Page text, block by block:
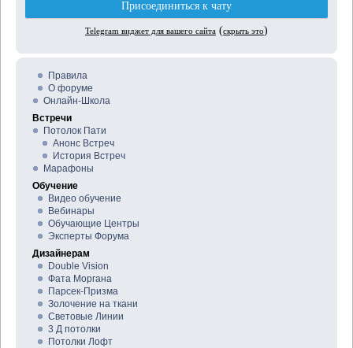
Правила
О форуме
Онлайн-Школа
Встречи
Потолок Пати
Анонс Встреч
История Встреч
Марафоны
Обучение
Видео обучение
Вебинары
Обучающие Центры
Эксперты Форума
Дизайнерам
Double Vision
Фата Моргана
Парсек-Призма
Золочение на ткани
Световые Линии
3 Д потолки
Потолки Лофт